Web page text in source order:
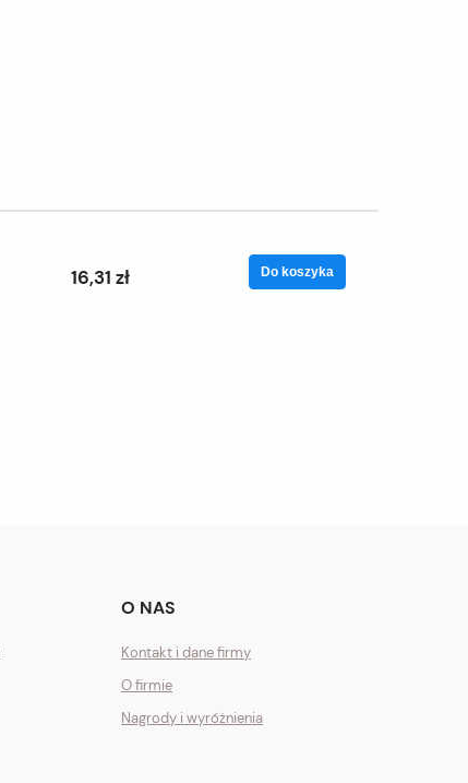
16,31 zł Do koszyka
O NAS
Kontakt i dane firmy
O firmie
Nagrody i wyróżnienia